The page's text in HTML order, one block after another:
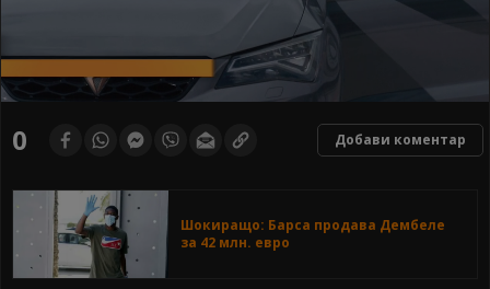
of0 Добави коментар
Шокиращо: Барса продава Дембеле
за 42 млн. евро